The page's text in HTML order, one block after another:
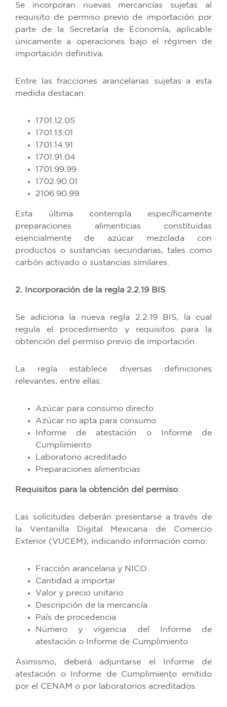
Se incorporan nuevas mercancías sujetas al
requisito de permiso previo de importación por
parte de la Secretaría de Economía, aplicable
únicamente a operaciones bajo el régimen de
importación definitiva.
Entre las fracciones arancelarias sujetas a esta
medida destacan:
1701.12.05
1701.13.01
1701.14.91
1701.91.04
1701.99.99
1702.90.01
2106.90.99
Esta última contempla específicamente
preparaciones alimenticias constituidas
esencialmente de azúcar mezclada con
productos o sustancias secundarias, tales como
carbón activado o sustancias similares.
2. Incorporación de la regla 2.2.19 BIS
Se adiciona la nueva regla 2.2.19 BIS, la cual
regula el procedimiento y requisitos para la
obtención del permiso previo de importación.
La regla establece diversas definiciones
relevantes, entre ellas:
Azúcar para consumo directo
Azúcar no apta para consumo
Informe de atestación o Informe de
Cumplimiento
Laboratorio acreditado
Preparaciones alimenticias
Requisitos para la obtención del permiso
Las solicitudes deberán presentarse a través de
la Ventanilla Digital Mexicana de Comercio
Exterior (VUCEM), indicando información como:
Fracción arancelaria y NICO
Cantidad a importar
Valor y precio unitario
Descripción de la mercancía
País de procedencia
Número y vigencia del Informe de
atestación o Informe de Cumplimiento
Asimismo, deberá adjuntarse el Informe de
atestación o Informe de Cumplimiento emitido
por el CENAM o por laboratorios acreditados.